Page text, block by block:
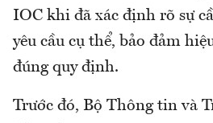
IOC khi đã xác định rõ sự
yêu cầu cụ thể, bảo đảm
đúng quy định.
Trước đó, Bộ Thông tin và